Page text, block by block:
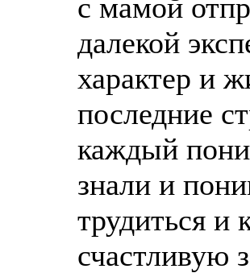
с мамой
далекой
характер и
последние
каждый
знали и
трудиться и
счастливую